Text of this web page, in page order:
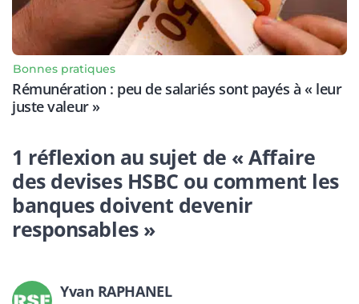
Bonnes pratiques
Rémunération : peu de salariés sont payés à « leur
juste valeur »
1 réflexion au sujet de « Affaire
des devises HSBC ou comment les
banques doivent devenir
responsables »
Yvan RAPHANEL